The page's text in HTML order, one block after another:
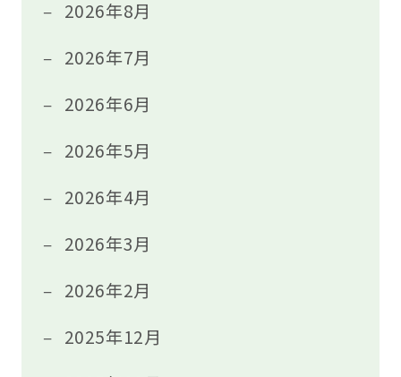
2026年8月
2026年7月
2026年6月
2026年5月
2026年4月
2026年3月
2026年2月
2025年12月